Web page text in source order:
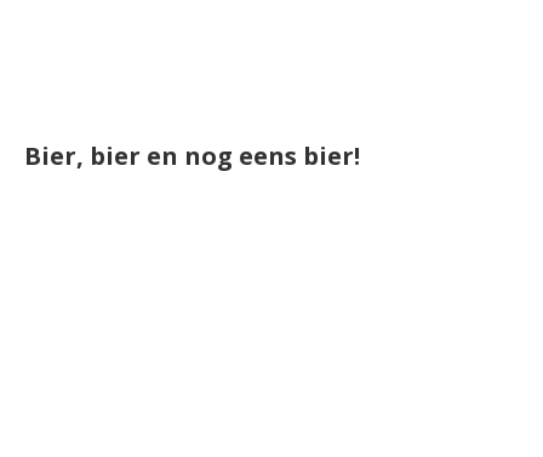
Bier, bier en nog eens bier!